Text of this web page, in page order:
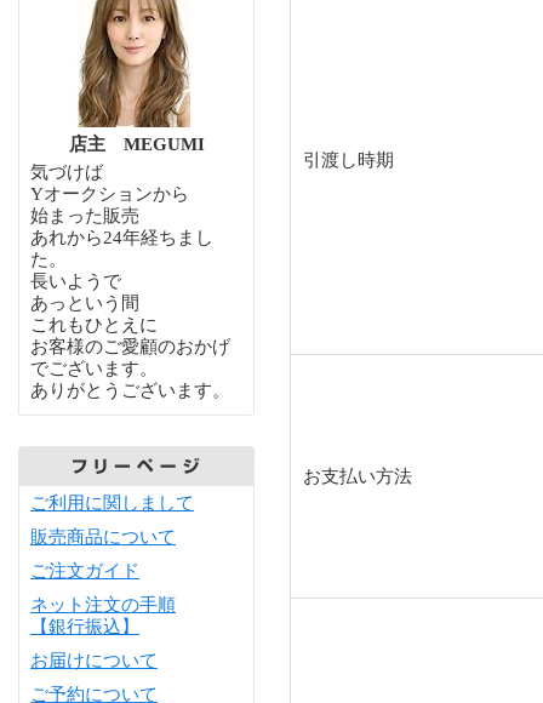
店主 MEGUMI
気づけば
Yオークションから
始まった販売
あれから24年経ちまし
た。
長いようで
あっという間
これもひとえに
お客様のご愛顧のおかげ
でございます。
ありがとうございます。
ご利用に関しまして
販売商品について
ご注文ガイド
ネット注文の手順
【銀行振込】
お届けについて
ご予約について
引渡し時期
お支払い方法